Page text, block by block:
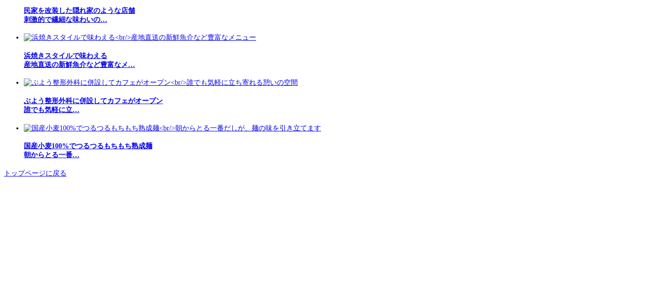
民家を改装した隠れ家のような店舗
刺激的で繊細な味わいの…
浜焼きスタイルで味わえる
産地直送の新鮮魚介など豊富なメ…
ぶよう整形外科に併設してカフェがオープン
誰でも気軽に立…
国産小麦100%でつるつるもちもち熟成麺
朝からとる一番…
トップページに戻る